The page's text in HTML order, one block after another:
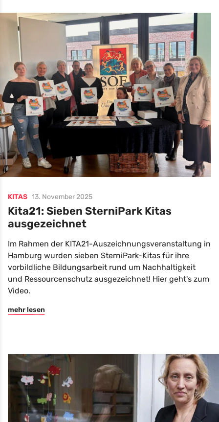
KITAS 13. November 2025
Kita21: Sieben SterniPark Kitas
ausgezeichnet
Im Rahmen der KITA21-Auszeichnungsveranstaltung in
Hamburg wurden sieben SterniPark-Kitas für ihre
vorbildliche Bildungsarbeit rund um Nachhaltigkeit
und Ressourcenschutz ausgezeichnet! Hier geht's zum
Video.
mehr lesen